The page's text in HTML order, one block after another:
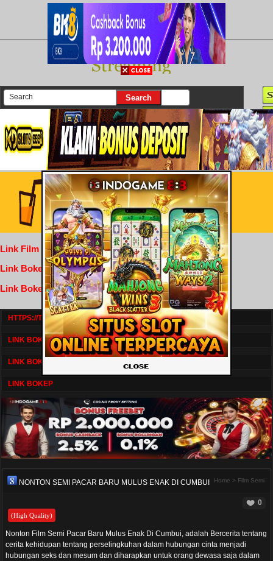
There are currently 25607 movies on our website
Login
Link Film Dewasa
Link Bokep Indofilm
Link Bokep FilmNikmat
HTTPS://TV1.BOSKU21.CAM/
LINK BOKEP DRAMASERIAL
LINK BOKEP
LINK BOKEP
NONTON SEMI PACAR BARU MULUS ENAK DI CUMBUI Home > Film Semi
0
(High Quality)
Nonton Film Semi Pacar Baru Mulus Enak Di Cumbui, adalah Bercerita tentang
cerita kehidupan tentang perselingkuhan dalam hubungan cinta menjadi
hubungan seks dan mesum dan diharapkan untuk orang dewasa saja dalam